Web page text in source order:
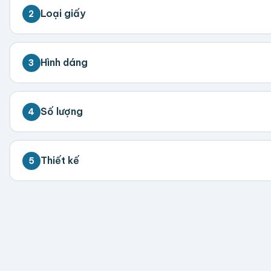
2 Loại giấy
Bristol Giấy Couche
3 Hình dáng
Chữ Nhật
4 Số lượng
💡 Đặt càng nhiều giá càng tốt. Vui lòng liên hệ để
5 Thiết kế